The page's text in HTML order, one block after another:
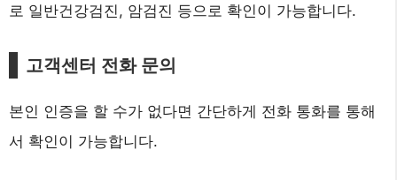
로 일반건강검진, 암검진 등으로 확인이 가능합니다.
고객센터 전화 문의
본인 인증을 할 수가 없다면 간단하게 전화 통화를 통해
서 확인이 가능합니다.